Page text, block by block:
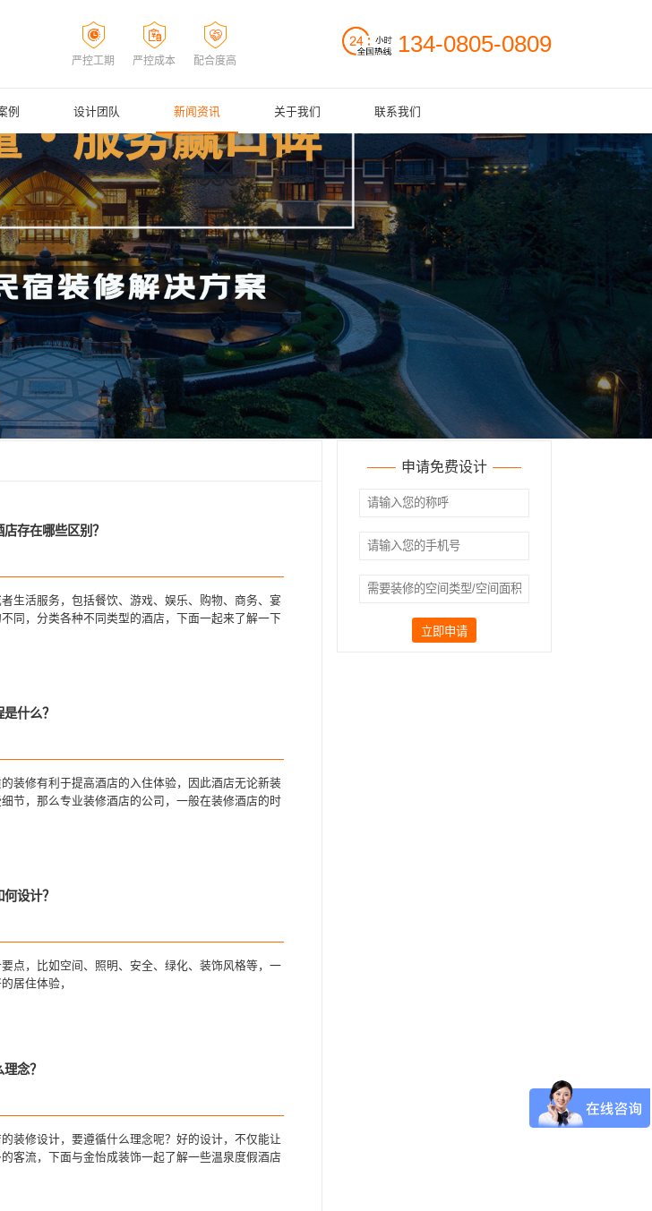
严控工期 严控成本 配合度高
134-0805-0809
例 设计团队 新闻资讯 关于我们 联系我们
存在哪些区别？
生活服务，包括餐饮、游戏、娱乐、购物、商务、宴
同，分类各种不同类型的酒店，下面一起来了解一下
什么？
装修有利于提高酒店的入住体验，因此酒店无论新装
节，那么专业装修酒店的公司，一般在装修酒店的时
设计？
点，比如空间、照明、安全、绿化、装饰风格等，一
居住体验，
念？
装修设计，要遵循什么理念呢？好的设计，不仅能让
客流，下面与金怡成装饰一起了解一些温泉度假酒店
申请免费设计
立即申请